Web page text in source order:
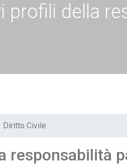
profili della
Diritto Civile
responsabilità